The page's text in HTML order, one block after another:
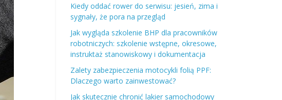
Kiedy oddać rower do serwisu: jesień, zima i
sygnały, że pora na przegląd
Jak wygląda szkolenie BHP dla pracowników
robotniczych: szkolenie wstępne, okresowe,
instruktaż stanowiskowy i dokumentacja
Zalety zabezpieczenia motocykli folią PPF:
Dlaczego warto zainwestować?
Jak skutecznie chronić lakier samochodowy